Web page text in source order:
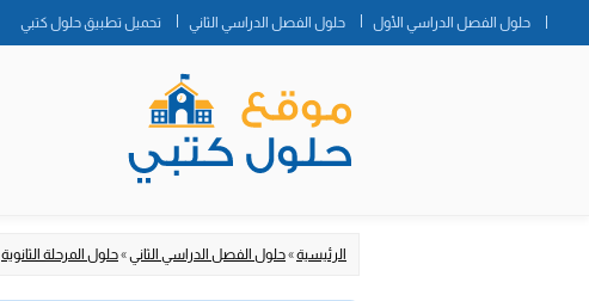
حلول الفصل الدراسي الأول حلول الفصل الدراسي الثاني تحميل تطبيق حلول كتبي
الرئيسية»حلول الفصل الدراسي الثاني»حلول المرحلة الثانوية